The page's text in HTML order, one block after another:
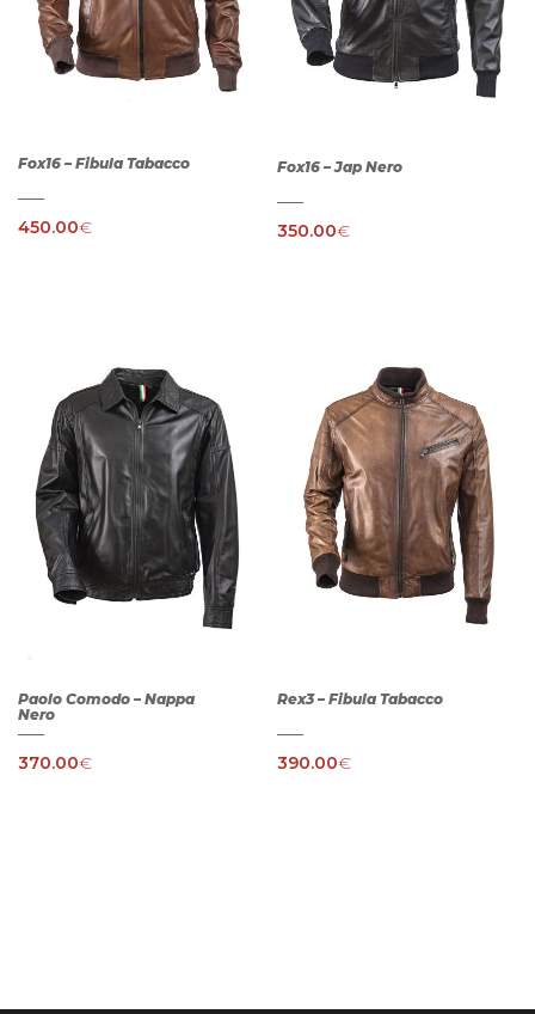
Fox16 – Fibula Tabacco
450.00€
Fox16 – Jap Nero
350.00€
Paolo Comodo – Nappa
Nero
370.00€
Rex3 – Fibula Tabacco
390.00€